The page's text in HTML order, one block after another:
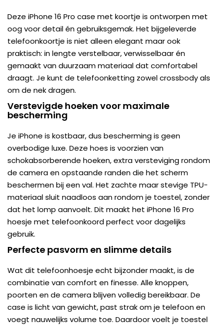
Deze iPhone 16 Pro case met koortje is ontworpen met
oog voor detail én gebruiksgemak. Het bijgeleverde
telefoonkoortje is niet alleen elegant maar ook
praktisch: in lengte verstelbaar, verwisselbaar én
gemaakt van duurzaam materiaal dat comfortabel
draagt. Je kunt de telefoonketting zowel crossbody als
om de nek dragen.
Verstevigde hoeken voor maximale
bescherming
Je iPhone is kostbaar, dus bescherming is geen
overbodige luxe. Deze hoes is voorzien van
schokabsorberende hoeken, extra versteviging rondom
de camera en opstaande randen die het scherm
beschermen bij een val. Het zachte maar stevige TPU-
materiaal sluit naadloos aan rondom je toestel, zonder
dat het lomp aanvoelt. Dit maakt het iPhone 16 Pro
hoesje met telefoonkoord perfect voor dagelijks
gebruik.
Perfecte pasvorm en slimme details
Wat dit telefoonhoesje echt bijzonder maakt, is de
combinatie van comfort en finesse. Alle knoppen,
poorten en de camera blijven volledig bereikbaar. De
case is licht van gewicht, past strak om je telefoon en
voegt nauwelijks volume toe. Daardoor voelt je toestel